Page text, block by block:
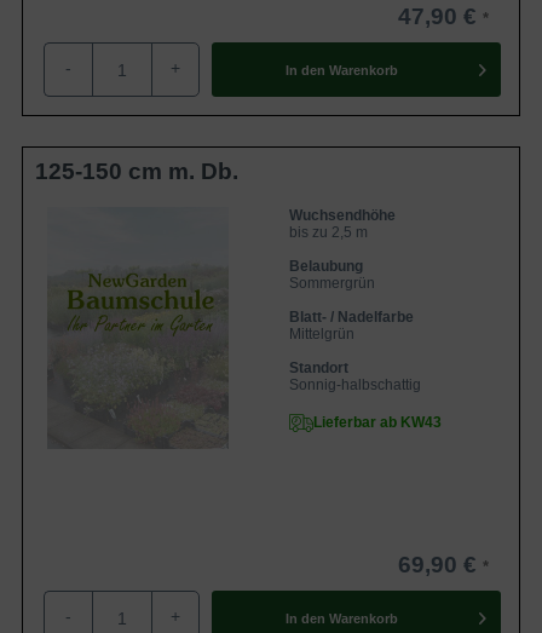
47,90 €
- + In den Warenkorb
125-150 cm m. Db.
Wuchsendhöhe
bis zu 2,5 m
Belaubung
Sommergrün
Blatt- / Nadelfarbe
Mittelgrün
Standort
Sonnig-halbschattig
Lieferbar ab KW43
69,90 €
- + In den Warenkorb